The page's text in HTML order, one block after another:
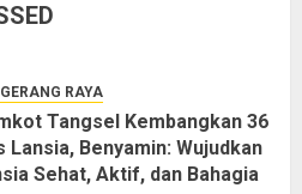
RAYA
Tangsel Kembangkan 36
Lansia, Benyamin: Wujudkan
Sehat, Aktif, dan Bahagia